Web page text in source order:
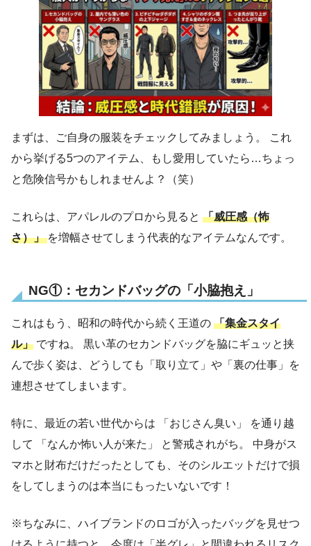
まずは、ご自身の服装をチェックしてみましょう。 これ
から挙げる5つのアイテム、もし愛用していたら…ちょっ
と危険信号かもしれませんよ？（笑）
これらは、アパレルのプロから見ると 「威圧感（怖
さ）」 を増幅させてしまう代表的なアイテムなんです。
NG①：セカンドバッグの「小脇抱え」
これはもう、昭和の時代から続く王道の 「集金スタイ
ル」 ですね。 黒い革のセカンドバッグを脇にギュッと挟
んで歩く姿は、どうしても「取り立て」や「裏の仕事」を
連想させてしまいます。
特に、最近の若い世代からは 「おじさん臭い」 を通り越
して 「なんか怖い人が来た」 と警戒されがち。 中身がス
マホと財布だけだったとしても、そのシルエットだけで損
をしてしまうのは本当にもったいないです！
※ちなみに、ハイブランドのロゴが入ったバッグを見せつ